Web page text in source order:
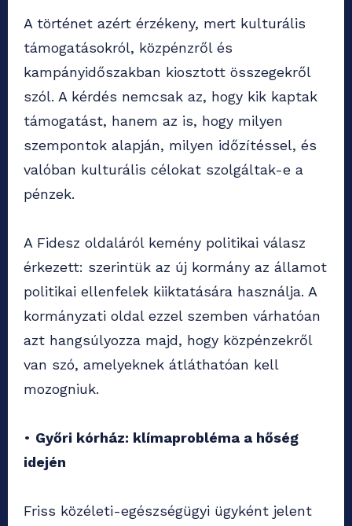
A történet azért érzékeny, mert kulturális
támogatásokról, közpénzről és
kampányidőszakban kiosztott összegekről
szól. A kérdés nemcsak az, hogy kik kaptak
támogatást, hanem az is, hogy milyen
szempontok alapján, milyen időzítéssel, és
valóban kulturális célokat szolgáltak-e a
pénzek.
A Fidesz oldaláról kemény politikai válasz
érkezett: szerintük az új kormány az államot
politikai ellenfelek kiiktatására használja. A
kormányzati oldal ezzel szemben várhatóan
azt hangsúlyozza majd, hogy közpénzekről
van szó, amelyeknek átláthatóan kell
mozogniuk.
• Győri kórház: klímaprobléma a hőség
idején
Friss közéleti-egészségügyi ügyként jelent